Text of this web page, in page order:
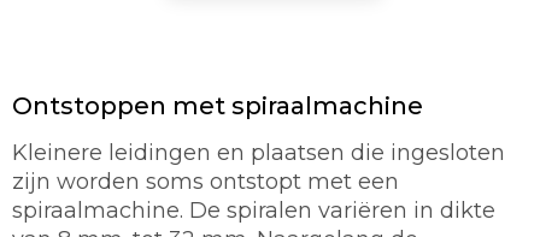
Ontstoppen met spiraalmachine
Kleinere leidingen en plaatsen die ingesloten
zijn worden soms ontstopt met een
spiraalmachine. De spiralen variëren in dikte